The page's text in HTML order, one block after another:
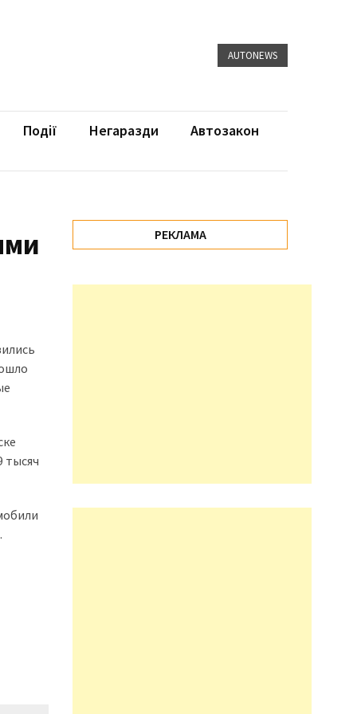
AUTONEWS
Події Негаразди Автозакон
тысяч
РЕКЛАМА